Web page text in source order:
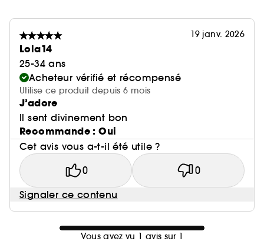
19 janv. 2026
Lola14
25-34 ans
Acheteur vérifié et récompensé
Utilise ce produit depuis 6 mois
J’adore
Il sent divinement bon
Recommande : Oui
Cet avis vous a-t-il été utile ?
0 0
Signaler ce contenu
Vous avez vu 1 avis sur 1